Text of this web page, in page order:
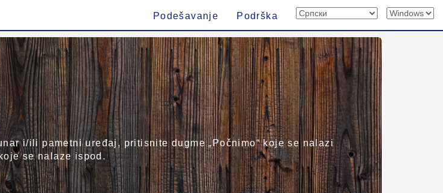
Podešavanje Podrška
i/ili pametni uređaj, pritisnite dugme „Počnimo“ koje se nalazi
se nalaze ispod.